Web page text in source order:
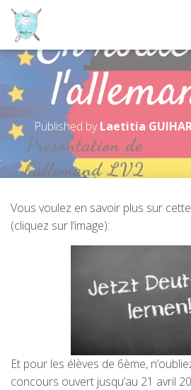
L’Allemand
Published by Laetitia
Vous voulez en savoir plus sur
(cliquez sur l’image):
Et pour les élèves de 6ème,
concours ouvert jusqu’au 21 avril